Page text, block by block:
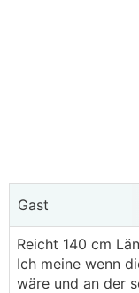
Gast
Reicht 140 cm
Ich meine wenn
wäre und an der